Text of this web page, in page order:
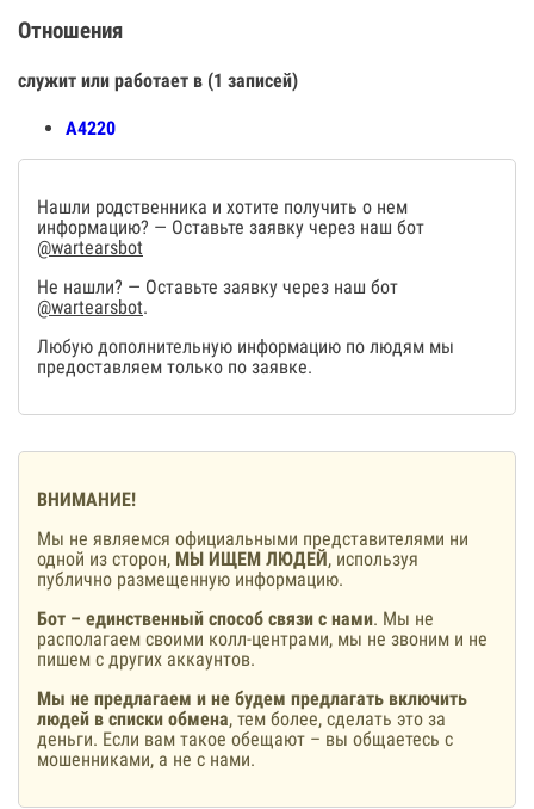
Отношения
служит или работает в (1 записей)
А4220
Нашли родственника и хотите получить о нем
информацию? — Оставьте заявку через наш бот
@wartearsbot
Не нашли? — Оставьте заявку через наш бот
@wartearsbot.
Любую дополнительную информацию по людям мы
предоставляем только по заявке.
ВНИМАНИЕ!
Мы не являемся официальными представителями ни
одной из сторон, МЫ ИЩЕМ ЛЮДЕЙ, используя
публично размещенную информацию.
Бот – единственный способ связи с нами. Мы не
располагаем своими колл-центрами, мы не звоним и не
пишем с других аккаунтов.
Мы не предлагаем и не будем предлагать включить
людей в списки обмена, тем более, сделать это за
деньги. Если вам такое обещают – вы общаетесь с
мошенниками, а не с нами.